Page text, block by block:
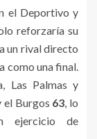
el Deportivo y
reforzaría su
un rival directo
como una final.
Las Palmas y
el Burgos 63, lo
ejercicio de